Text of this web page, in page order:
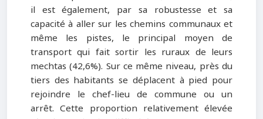
il est également, par sa robustesse et sa
capacité à aller sur les chemins communaux et
même les pistes, le principal moyen de
transport qui fait sortir les ruraux de leurs
mechtas (42,6%). Sur ce même niveau, près du
tiers des habitants se déplacent à pied pour
rejoindre le chef-lieu de commune ou un
arrêt. Cette proportion relativement élevée